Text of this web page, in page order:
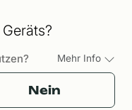
Mehr Info
Nein